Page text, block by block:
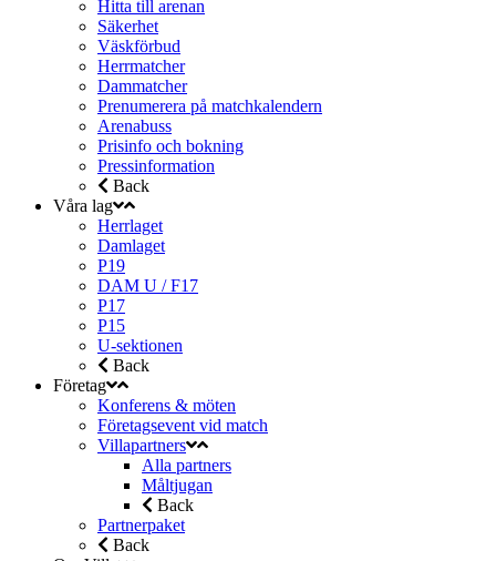
Hitta till arenan
Säkerhet
Väskförbud
Herrmatcher
Dammatcher
Prenumerera på matchkalendern
Arenabuss
Prisinfo och bokning
Pressinformation
Back
Våra lag
Herrlaget
Damlaget
P19
DAM U / F17
P17
P15
U-sektionen
Back
Företag
Konferens & möten
Företagsevent vid match
Villapartners
Alla partners
Måltjugan
Back
Partnerpaket
Back